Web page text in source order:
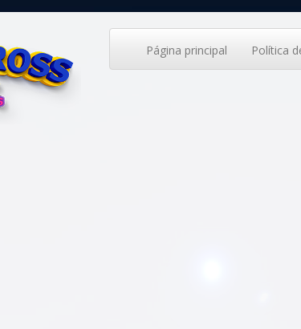
Página principal Política